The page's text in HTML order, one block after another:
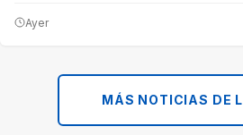
Ayer
MÁS NOTICIAS DE